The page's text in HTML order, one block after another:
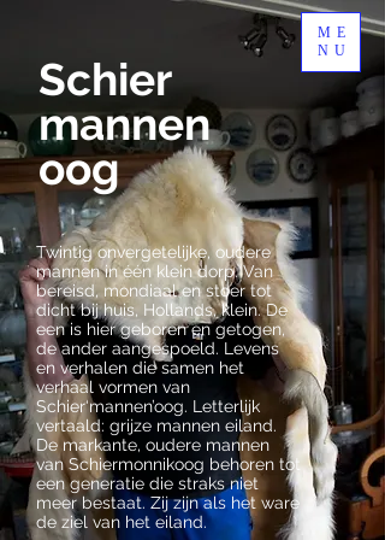
ME
NU
Schier
mannen
oog
Twintig onvergetelijke, oudere
mannen in één klein dorp. Van
bereisd, mondiaal en stoer tot
dicht bij huis, Hollands, klein. De
een is hier geboren en getogen,
de ander aangespoeld. Levens
en verhalen die samen het
verhaal vormen van
Schier‘mannen’oog. Letterlijk
vertaald: grijze mannen eiland.
De markante, oudere mannen
van Schiermonnikoog behoren tot
een generatie die straks niet
meer bestaat. Zij zijn als het ware
de ziel van het eiland.